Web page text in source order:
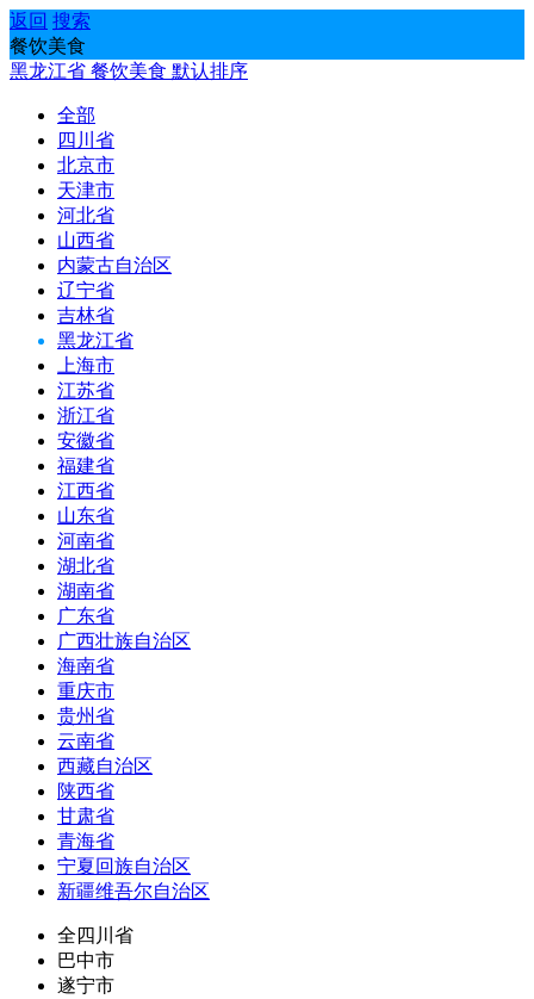
返回 搜索
餐饮美食
黑龙江省 餐饮美食 默认排序
全部
四川省
北京市
天津市
河北省
山西省
内蒙古自治区
辽宁省
吉林省
黑龙江省
上海市
江苏省
浙江省
安徽省
福建省
江西省
山东省
河南省
湖北省
湖南省
广东省
广西壮族自治区
海南省
重庆市
贵州省
云南省
西藏自治区
陕西省
甘肃省
青海省
宁夏回族自治区
新疆维吾尔自治区
全四川省
巴中市
遂宁市